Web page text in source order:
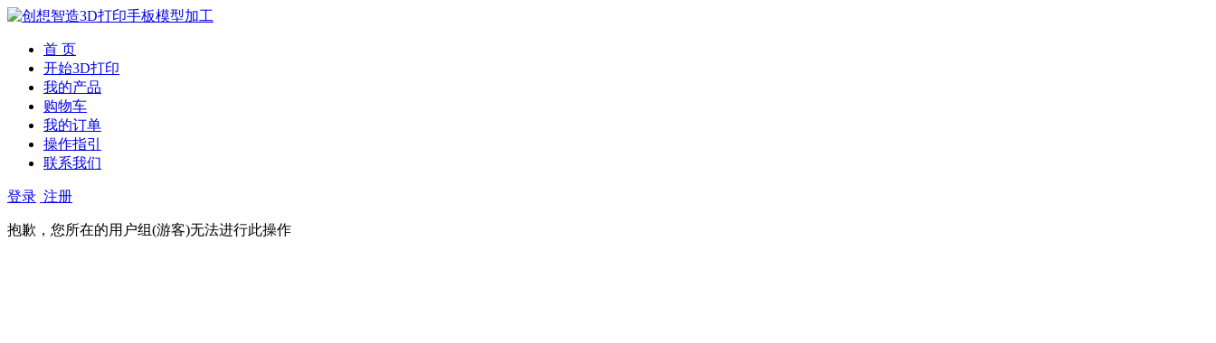
首 页
开始3D打印
我的产品
购物车
我的订单
操作指引
联系我们
登录 注册
抱歉，您所在的用户组(游客)无法进行此操作